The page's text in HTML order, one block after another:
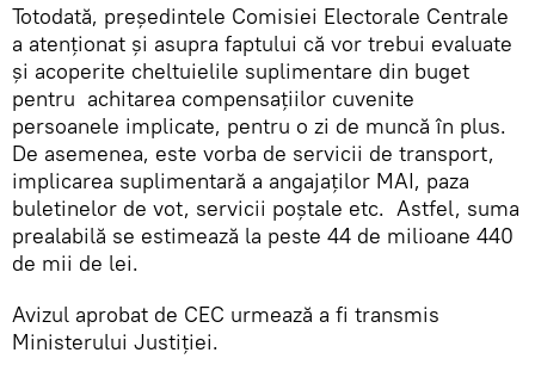
Totodată, președintele Comisiei Electorale Centrale
a atenționat și asupra faptului că vor trebui evaluate
și acoperite cheltuielile suplimentare din buget
pentru achitarea compensațiilor cuvenite
persoanele implicate, pentru o zi de muncă în plus.
De asemenea, este vorba de servicii de transport,
implicarea suplimentară a angajaților MAI, paza
buletinelor de vot, servicii poștale etc. Astfel, suma
prealabilă se estimează la peste 44 de milioane 440
de mii de lei.
Avizul aprobat de CEC urmează a fi transmis
Ministerului Justiției.